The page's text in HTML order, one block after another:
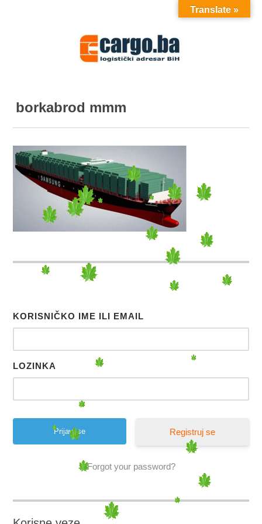
MENU
borkabrod mmm
KORISNIČKO IME ILI EMAIL
LOZINKA
Registruj se
Forgot your password?
Translate »